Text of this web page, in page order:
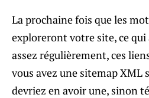
La prochaine fois que les
exploreront votre site, ce qui
assez régulièrement, ces
vous avez une sitemap XML
devriez en avoir une, sinon